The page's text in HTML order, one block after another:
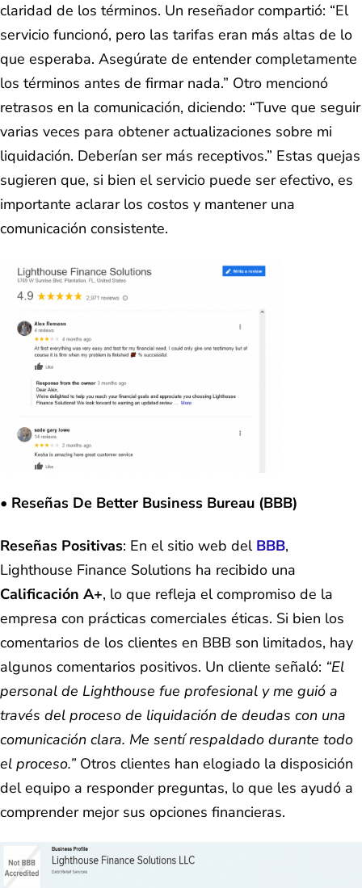
claridad de los términos. Un reseñador compartió: “El
servicio funcionó, pero las tarifas eran más altas de lo
que esperaba. Asegúrate de entender completamente
los términos antes de firmar nada.” Otro mencionó
retrasos en la comunicación, diciendo: “Tuve que seguir
varias veces para obtener actualizaciones sobre mi
liquidación. Deberían ser más receptivos.” Estas quejas
sugieren que, si bien el servicio puede ser efectivo, es
importante aclarar los costos y mantener una
comunicación consistente​.
• Reseñas De Better Business Bureau (BBB)
Reseñas Positivas: En el sitio web del BBB,
Lighthouse Finance Solutions ha recibido una
Calificación A+, lo que refleja el compromiso de la
empresa con prácticas comerciales éticas. Si bien los
comentarios de los clientes en BBB son limitados, hay
algunos comentarios positivos. Un cliente señaló: “El
personal de Lighthouse fue profesional y me guió a
través del proceso de liquidación de deudas con una
comunicación clara. Me sentí respaldado durante todo
el proceso.”Otros clientes han elogiado la disposición
del equipo a responder preguntas, lo que les ayudó a
comprender mejor sus opciones financieras.